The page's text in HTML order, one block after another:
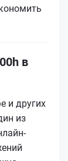
в
и других
из